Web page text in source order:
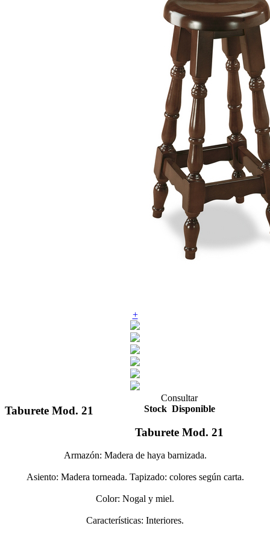
+
Taburete Mod. 21
Consultar
Stock Disponible
Taburete Mod. 21
Armazón: Madera de haya barnizada.
Asiento: Madera torneada. Tapizado: colores según carta.
Color: Nogal y miel.
Características: Interiores.